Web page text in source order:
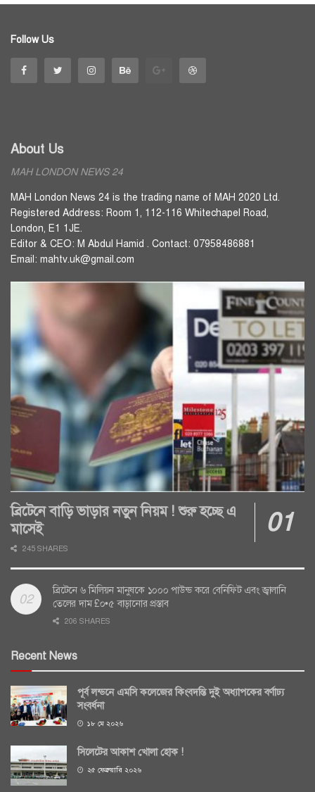
Follow Us
About Us
MAH LONDON NEWS 24
MAH London News 24 is the trading name of MAH 2020 Ltd.
Registered Address: Room 1, 112-116 Whitechapel Road,
London, E1 1JE.
Editor & CEO: M Abdul Hamid . Contact: 07958486881
Email: mahtv.uk@gmail.com
ব্রিটেনে বাড়ি ভাড়ার নতুন নিয়ম ! শুরু হচ্ছে এ
মাসেই
245 SHARES
ব্রিটেনে ৬ মিলিয়ন মানুষকে ১০০০ পাউন্ড করে বেনিফিট এবং জ্বালানি
তেলের দাম £০•৫ বাড়ানোর প্রস্তাব
206 SHARES
Recent News
পূর্ব লন্ডনে এমসি কলেজের কিংবদন্তি দুই অধ্যাপকের বর্ণাঢ্য
সংবর্ধনা
১৮ মে ২০২৬
সিলেটের আকাশ খোলা হোক !
২৫ ফেব্রুয়ারি ২০২৬